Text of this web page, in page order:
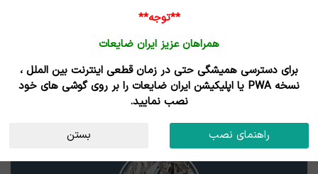
قیمت روز خریداران فروشندگان
نتایج جستجوی قیمت
کرمانشاه
**توجه**
همراهان عزیز ایران ضایعات
برای دسترسی همیشگی حتی در زمان قطعی اینترنت بین الملل ،
نسخه PWA یا اپلیکیشن ایران ضایعات را بر روی گوشی های خود
نصب نمایید.
راهنمای نصب بستن